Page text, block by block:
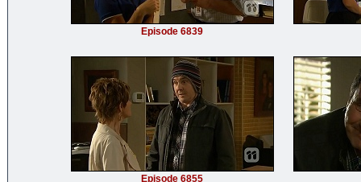
Episode 6839
Episode 6855